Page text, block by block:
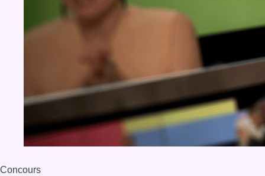
Concours